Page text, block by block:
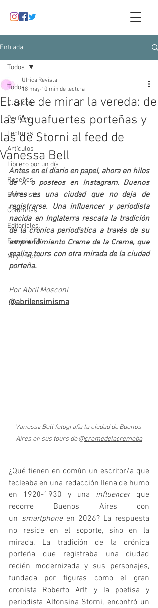
Entrada
Todos
Clásicos
Perfiles
Lecturas
Artículos
Librero por un día
Reseñas
Entrevistas
Columnas
Editoriales
Especial FIL
Mi yo lector
Todos
El arte de mirar la vereda: de
las Aguafuertes porteñas y
las de Storni al feed de
Vanessa Bell
Ulrica Revista
18 may 10 min de lectura
Antes en el diario en papel, ahora en hilos
de X o posteos en Instagram, Buenos
Aires es una ciudad que no deja de
registrarse. Una influencer y periodista
nacida en Inglaterra rescata la tradición
de la crónica periodística a través de su
emprendimiento Creme de la Creme, que
realiza tours con otra mirada de la ciudad
porteña.
Por Abril Mosconi
@abrilensimisma
Vanessa Bell fotografía la ciudad de Buenos
Aires en sus tours de @cremedelacremeba
¿Qué tienen en común un escritor/a que
tecleaba en una redacción llena de humo
en 1920-1930 y una influencer que
recorre Buenos Aires con
un smartphone en 2026? La respuesta
no reside en el soporte, sino en la
mirada. La tradición de la crónica
porteña que registraba una ciudad
recién modernizada y sus personajes,
fundada por figuras como el gran
cronista Roberto Arlt y la poetisa y
periodista Alfonsina Storni, encontró un